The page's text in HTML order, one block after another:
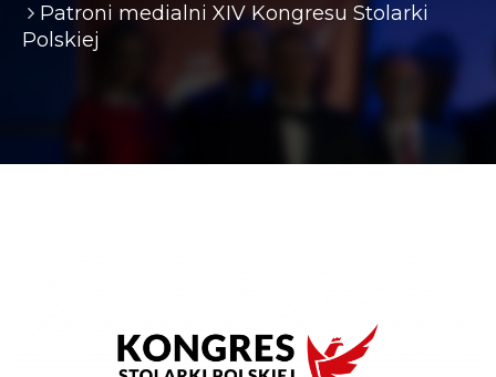
Patroni medialni XIV Kongresu Stolarki
Polskiej